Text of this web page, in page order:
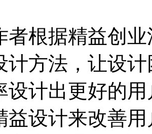
者根据精益创
计方法，让设
设计出更好的
益设计来改善